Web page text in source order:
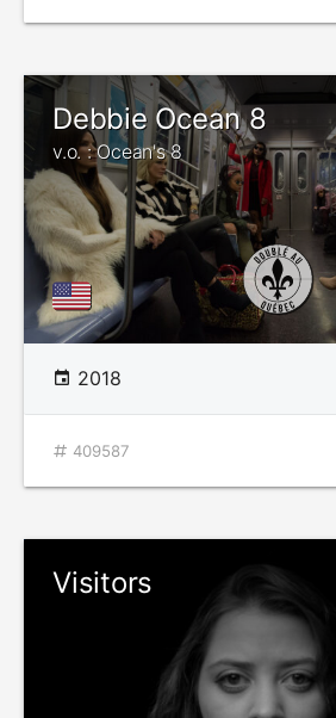
Debbie Ocean 8
v.o. : Ocean's 8
2018
409587
Visitors